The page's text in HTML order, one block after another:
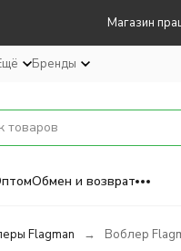
Магазин
Бренды
Обмен и возврат
Flagman Воблер